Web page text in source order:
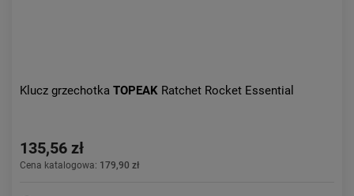
Klucz grzechotka TOPEAK Ratchet Rocket Essential
135,56 zł
Cena katalogowa: 179,90 zł